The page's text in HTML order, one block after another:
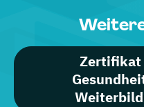
Zertifikat